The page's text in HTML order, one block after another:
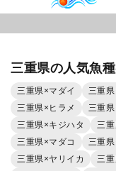
三重県の人気魚
三重県×マダイ 三重県
三重県×ヒラメ
三重
三重県×キジハタ
三
三重県×マダコ
三重
三重県×ヤリイカ
三